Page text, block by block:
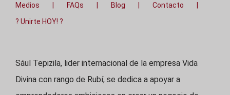
Medios
FAQs Blog
Contacto
? Unirte HOY! ?
Sául Tepizila, lider internacional de la empresa Vida
Divina con rango de Rubí, se dedica a apoyar a